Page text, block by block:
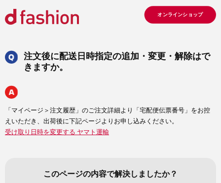
オンラインショップ
注文後に配送日時指定の追加・変更・解除はで
きますか。
「マイページ＞注文履歴」のご注文詳細より「宅配便伝票番号」をお控
えいただき、出荷後に下記ページよりお申し込みください。
受け取り日時を変更する ヤマト運輸
このページの内容で解決しましたか？